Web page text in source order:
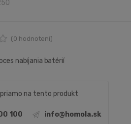
(0 hodnotení)
nabíjania batérií
na tento produkt
100 info@homola.sk